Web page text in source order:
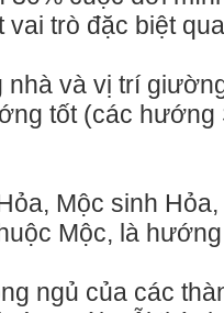
vai trò đặc biệt
nhà và vị trí
tốt (các hướng
Mộc sinh
Mộc, là
ngủ của các